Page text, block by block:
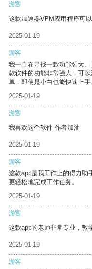
游客
这款加速器VPM应用程序可
2025-01-19
游客
我一直在寻找一款功能强大
款软件的功能非常强大，可
单，即使是小白也能快速上手
2025-01-19
游客
我喜欢这个软件 作者加油
2025-01-19
游客
这款app是我工作上的得力助
更轻松地完成工作任务。
2025-01-19
游客
这款app的老师非常专业，教
2025-01-19
游客